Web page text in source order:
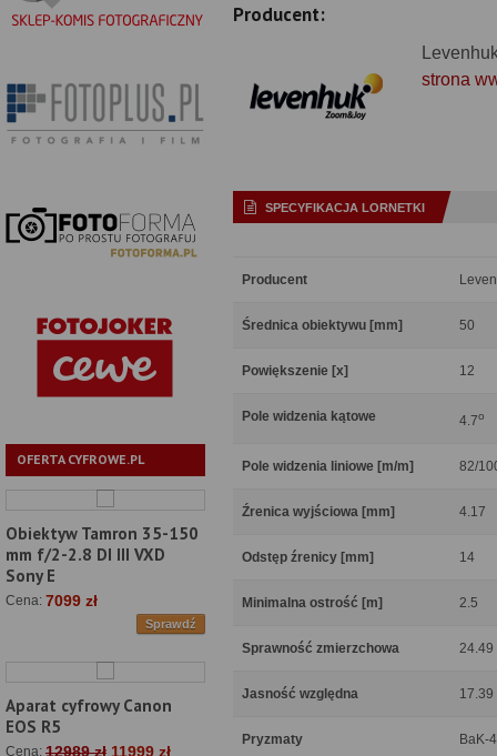
OFERTA CYFROWE.PL
Obiektyw Tamron 35-150
mm f/2-2.8 DI III VXD
Sony E
Cena: 7099 zł
Sprawdź
Aparat cyfrowy Canon
EOS R5
Cena: 12989 zł 11999 zł
Producent:
strona
SPECYFIKACJA LORNETKI
Producent
Średnica obiektywu [mm] 50
Powiększenie [x] 12
Pole widzenia kątowe 4.7o
Pole widzenia liniowe [m/m] 82/
Źrenica wyjściowa [mm] 4.17
Odstęp źrenicy [mm] 14
Minimalna ostrość [m] 2.5
Sprawność zmierzchowa 24.49
Jasność względna 17.39
Pryzmaty BaK-